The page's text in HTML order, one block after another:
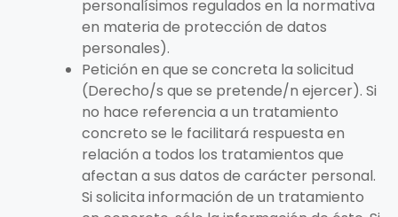
personalísimos regulados en la normativa
en materia de protección de datos
personales).
Petición en que se concreta la solicitud
(Derecho/s que se pretende/n ejercer). Si
no hace referencia a un tratamiento
concreto se le facilitará respuesta en
relación a todos los tratamientos que
afectan a sus datos de carácter personal.
Si solicita información de un tratamiento